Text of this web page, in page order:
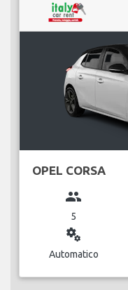
OPEL CORSA
group
5
miscellaneous_services
Automatico